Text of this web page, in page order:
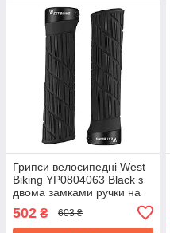
Грипси велосипедні West
Biking YP0804063 Black з
двома замками ручки на
502 ₴ 603 ₴